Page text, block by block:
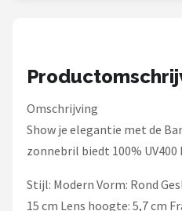
Omschrijving
Show je elegantie met de
zonnebril biedt 100% UV400
Stijl: Modern Vorm: Rond
15 cm Lens hoogte: 5,7 cm